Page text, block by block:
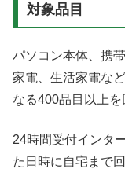
対象品目
パソコン本体、携
家電、生活家電な
なる400品目以上を
24時間受付インタ
た日時に自宅まで